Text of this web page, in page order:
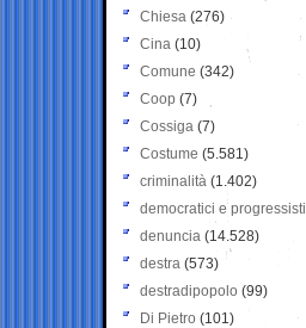
Chiesa (276)
Cina (10)
Comune (342)
Coop (7)
Cossiga (7)
Costume (5.581)
criminalità (1.402)
democratici e progressisti
denuncia (14.528)
destra (573)
destradipopolo (99)
Di Pietro (101)